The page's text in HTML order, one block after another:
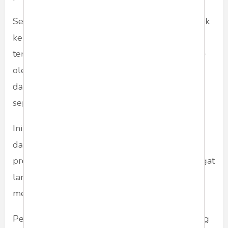
Secara umum, tubuh yang tenggelam akan naik
ke permukaan setelah dua atau tiga hari. Ini
terjadi karena terjadi putrefikasi (pembusukan)
oleh bakteri sehingga menghasilkan gas di
dalam rongga badan sehingga menggembung
seperti balon dan naik ke permukaan.
Ini untuk sungai di daerah tropis dan yang
dangkal. Untuk sungai yang sangat dingin,
proses dekomposasi oleh bakteri berjalan sangat
lambat dan bahkan tubuh tidak pernah
mengambang ke permukaan.
Pengalaman penemuan tubuh tenggelam yang